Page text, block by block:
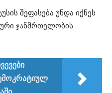
შეფასება უნდა იქნეს
ჯანმრთელობის